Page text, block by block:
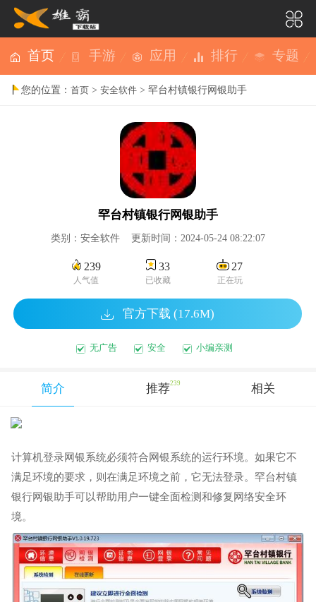
首页 手游 应用 排行 专题
您的位置：首页 >安全软件 > 罕台村镇银行网银助手
罕台村镇银行网银助手
类别：安全软件 更新时间：2024-05-24 08:22:07
239
人气值
33
已收藏
27
正在玩
官方下载 (17.6M)
无广告 安全 小编亲测
简介 推荐239 相关
计算机登录网银系统必须符合网银系统的运行环境。如果它不
满足环境的要求，则在满足环境之前，它无法登录。罕台村镇
银行网银助手可以帮助用户一键全面检测和修复网络安全环
境。